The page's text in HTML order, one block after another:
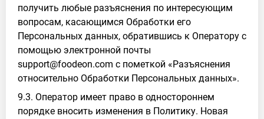
получить любые разъяснения по интересующим
вопросам, касающимся Обработки его
Персональных данных, обратившись к Оператору с
помощью электронной почты
support@foodeon.com с пометкой «Разъяснения
относительно Обработки Персональных данных».
9.3. Оператор имеет право в одностороннем
порядке вносить изменения в Политику. Новая